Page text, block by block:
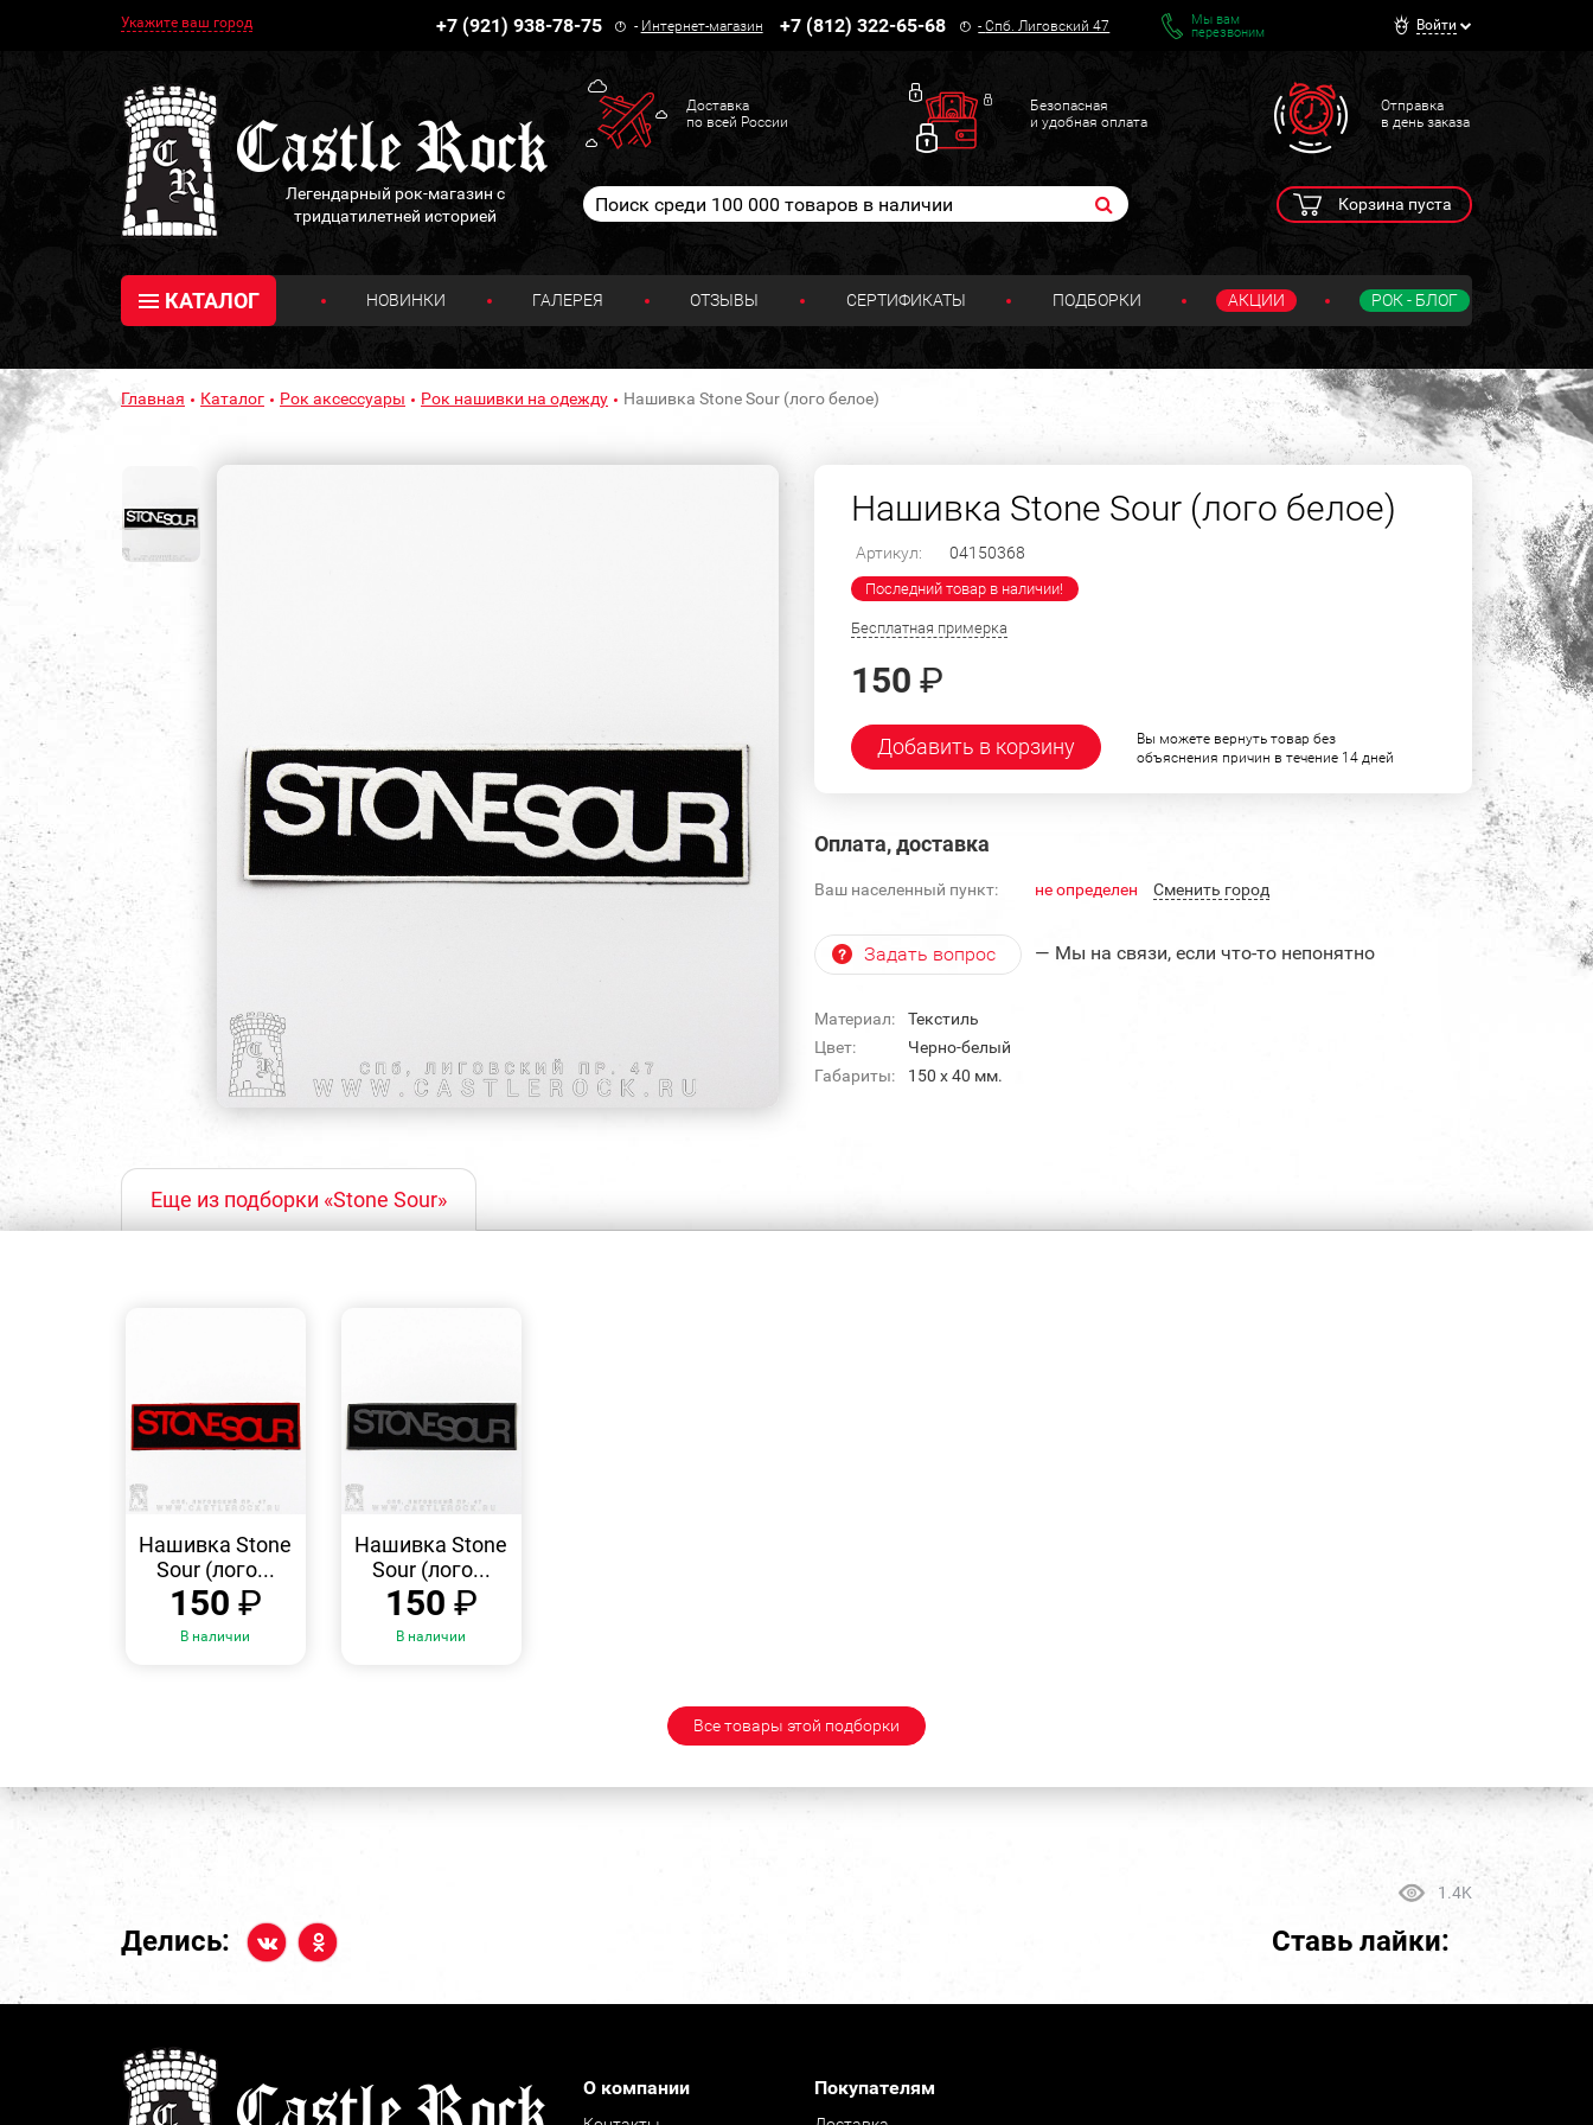
Укажите ваш город +7 (921) 938-78-75 - Интернет-магазин +7 (812) 322-65-68 -Спб. Лиговский 47
Мы вам
перезвоним
Войти
Легендарный рок-магазин с
тридцатилетней историей
Доставка
по всей России
Безопасная
и удобная оплата
Отправка
в день заказа
Корзина пуста
КАТАЛОГ НОВИНКИ ГАЛЕРЕЯ ОТЗЫВЫ СЕРТИФИКАТЫ ПОДБОРКИ АКЦИИ РОК - БЛОГ
Главная Каталог Рок аксессуары Рок нашивки на одежду Нашивка Stone Sour (лого белое)
Нашивка Stone Sour (лого белое)
Артикул: 04150368
Последний товар в наличии!
Бесплатная примерка
150 ₽
Добавить в корзину
Вы можете вернуть товар без
объяснения причин в течение 14 дней
Оплата, доставка
Ваш населенный пункт: не определен Cменить город
Задать вопрос — Мы на связи, если что-то непонятно
Материал:
Текстиль
Цвет:
Черно-белый
Габариты:
150 x 40 мм.
Еще из подборки «Stone Sour»
ПРОСМОТР
Нашивка Stone
Sour (лого...
150 ₽
В наличии
ПРОСМОТР
Нашивка Stone
Sour (лого...
150 ₽
В наличии
Все товары этой подборки
1.4K
Делись: Ставь лайки:
О компании Покупателям